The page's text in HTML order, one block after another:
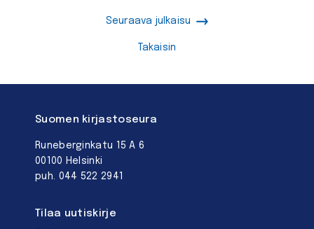
Takaisin
Seuraava julkaisu
Suomen kirjastoseura
Runeberginkatu 15 A 6
00100 Helsinki
puh. 044 522 2941
Tilaa uutiskirje